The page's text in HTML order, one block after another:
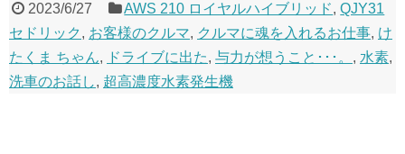
2023/6/27 AWS 210 ロイヤルハイブリッド,QJY31
セドリック , お客様のクルマ, クルマに魂を入れるお仕事, け
たくま ちゃん, ドライブに出た, 与力が想うこと･･･。 , 水素,
洗車のお話し, 超高濃度水素発生機